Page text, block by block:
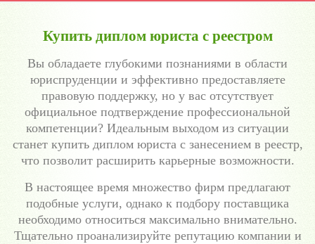
Купить диплом юриста с реестром
Вы обладаете глубокими познаниями в области
юриспруденции и эффективно предоставляете
правовую поддержку, но у вас отсутствует
официальное подтверждение профессиональной
компетенции? Идеальным выходом из ситуации
станет купить диплом юриста с занесением в реестр,
что позволит расширить карьерные возможности.
В настоящее время множество фирм предлагают
подобные услуги, однако к подбору поставщика
необходимо относиться максимально внимательно.
Тщательно проанализируйте репутацию компании и